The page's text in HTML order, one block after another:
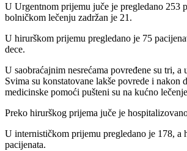
U Urgentnom prijemu juče je pregledano 253
bolničkom lečenju zadržan je 21.
U hirurškom prijemu pregledano je 75
dece.
U saobraćajnim nesrećama povređene su tri, a
Svima su konstatovane lakše povrede i nakon
medicinske pomoći pušteni su na kućno
Preko hirurškog prijema juče je
U internističkom prijemu pregledano je 178, a
pacijenata.